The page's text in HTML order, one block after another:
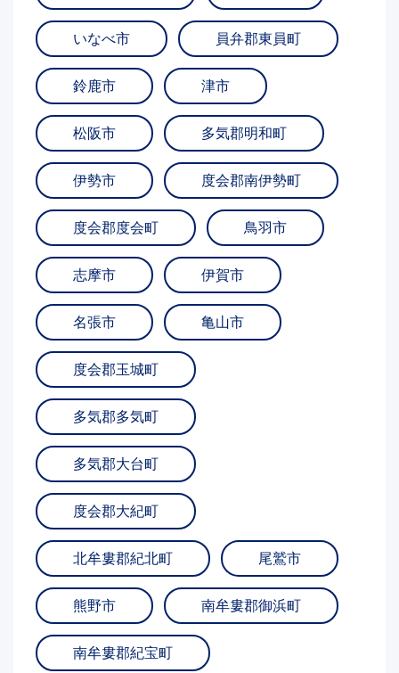
いなべ市 員弁郡東員町
鈴鹿市 津市
松阪市 多気郡明和町
伊勢市 度会郡南伊勢町
度会郡度会町 鳥羽市
志摩市 伊賀市
名張市 亀山市
度会郡玉城町
多気郡多気町
多気郡大台町
度会郡大紀町
北牟婁郡紀北町 尾鷲市
熊野市 南牟婁郡御浜町
南牟婁郡紀宝町